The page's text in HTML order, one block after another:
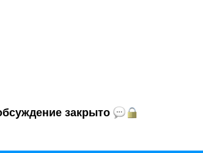
закрыто